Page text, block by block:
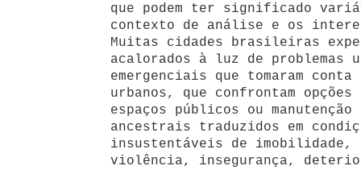
que podem ter significado
contexto de análise e os
Muitas cidades brasileiras
acalorados à luz de problemas
emergenciais que tomaram
urbanos, que confrontam opções
espaços públicos ou
ancestrais traduzidos em
insustentáveis de imobilidade,
violência, insegurança,